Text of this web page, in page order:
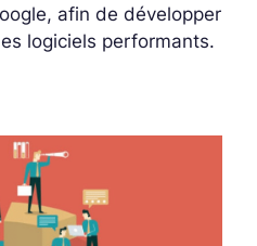
afin de développer
logiciels performants.